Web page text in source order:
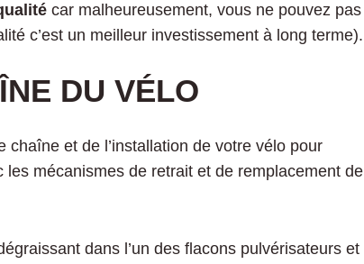
car malheureusement, vous ne pouvez pas
c’est un meilleur investissement à long terme).
DU VÉLO
et de l’installation de votre vélo pour
mécanismes de retrait et de remplacement
dans l’un des flacons pulvérisateurs et